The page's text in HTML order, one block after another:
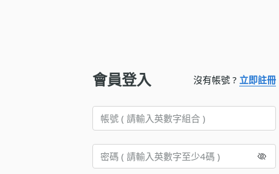
會員登入 沒有帳號 ? 立即註冊